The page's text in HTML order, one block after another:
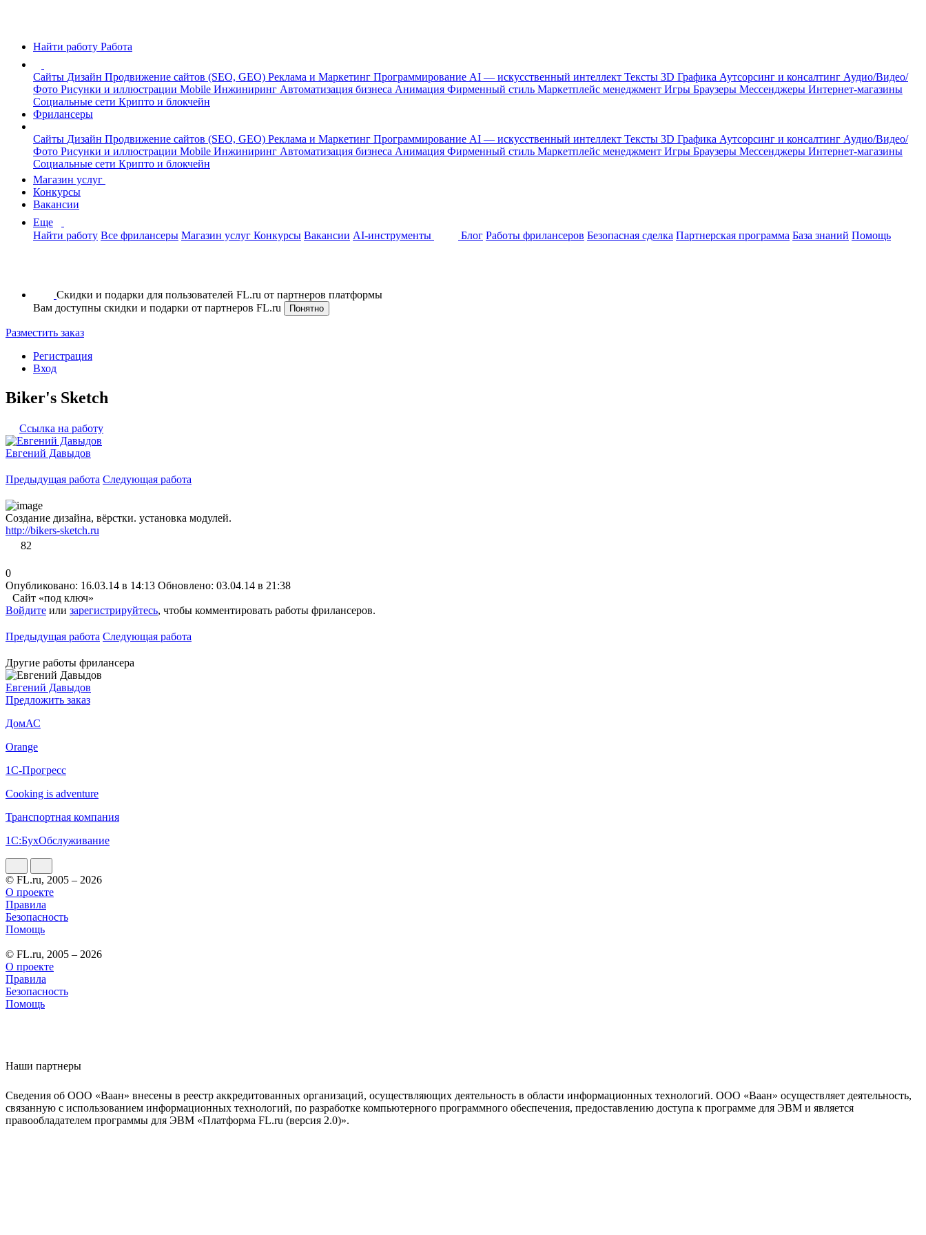
Найти работу Работа
Сайты Дизайн Продвижение сайтов (SEO, GEO) Реклама и Маркетинг Программирование AI — искусственный интеллект Тексты 3D Графика Аутсорсинг и консалтинг Аудио/Видео/
Фото Рисунки и иллюстрации Mobile Инжиниринг Автоматизация бизнеса Анимация Фирменный стиль Маркетплейс менеджмент Игры Браузеры Мессенджеры Интернет-магазины
Социальные сети Крипто и блокчейн
Фрилансеры
Сайты Дизайн Продвижение сайтов (SEO, GEO) Реклама и Маркетинг Программирование AI — искусственный интеллект Тексты 3D Графика Аутсорсинг и консалтинг Аудио/Видео/
Фото Рисунки и иллюстрации Mobile Инжиниринг Автоматизация бизнеса Анимация Фирменный стиль Маркетплейс менеджмент Игры Браузеры Мессенджеры Интернет-магазины
Социальные сети Крипто и блокчейн
Магазин услуг
Конкурсы
Вакансии
Еще
Найти работу Все фрилансеры Магазин услуг Конкурсы Вакансии AI-инструменты Блог Работы фрилансеров Безопасная сделка Партнерская программа База знаний Помощь
Скидки и подарки для пользователей FL.ru от партнеров платформы
Вам доступны скидки и подарки от партнеров FL.ru
Понятно
Разместить заказ
Регистрация
Вход
Biker's Sketch
Ссылка на работу
Евгений Давыдов
Предыдущая работа Следующая работа
Создание дизайна, вёрстки. установка модулей.
http://bikers-sketch.ru
82
0
Опубликовано: 16.03.14 в 14:13 Обновлено: 03.04.14 в 21:38
Сайт «под ключ»
Войдите или зарегистрируйтесь, чтобы комментировать работы фрилансеров.
Предыдущая работа Следующая работа
Другие работы фрилансера
Евгений Давыдов
Предложить заказ
ДомАС
Orange
1С-Прогресс
Cooking is adventure
Транспортная компания
1С:БухОбслуживание
© FL.ru, 2005 – 2026
О проекте
Правила
Безопасность
Помощь
© FL.ru, 2005 – 2026
О проекте
Правила
Безопасность
Помощь
Наши партнеры
Сведения об ООО «Ваан» внесены в реестр аккредитованных организаций, осуществляющих деятельность в области информационных технологий. ООО «Ваан» осуществляет деятельность,
связанную с использованием информационных технологий, по разработке компьютерного программного обеспечения, предоставлению доступа к программе для ЭВМ и является
правообладателем программы для ЭВМ «Платформа FL.ru (версия 2.0)».